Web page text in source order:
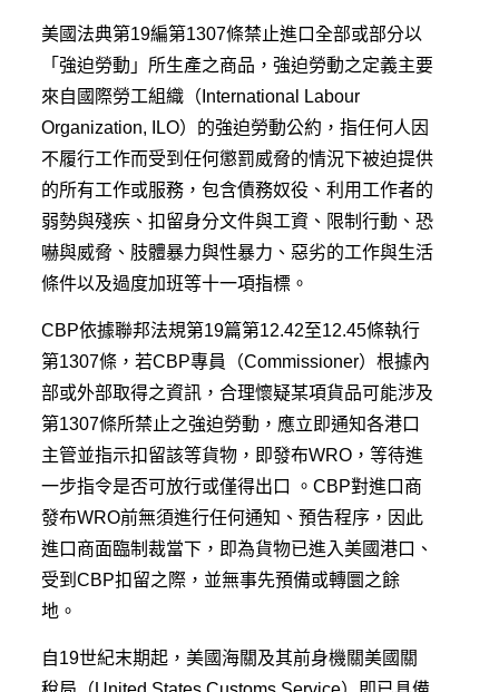
美國法典第19編第1307條禁止進口全部或部分以
「強迫勞動」所生產之商品，強迫勞動之定義主要
來自國際勞工組織（International Labour
Organization, ILO）的強迫勞動公約，指任何人因
不履行工作而受到任何懲罰威脅的情況下被迫提供
的所有工作或服務，包含債務奴役、利用工作者的
弱勢與殘疾、扣留身分文件與工資、限制行動、恐
嚇與威脅、肢體暴力與性暴力、惡劣的工作與生活
條件以及過度加班等十一項指標。
CBP依據聯邦法規第19篇第12.42至12.45條執行
第1307條，若CBP專員（Commissioner）根據內
部或外部取得之資訊，合理懷疑某項貨品可能涉及
第1307條所禁止之強迫勞動，應立即通知各港口
主管並指示扣留該等貨物，即發布WRO，等待進
一步指令是否可放行或僅得出口 。CBP對進口商
發布WRO前無須進行任何通知、預告程序，因此
進口商面臨制裁當下，即為貨物已進入美國港口、
受到CBP扣留之際，並無事先預備或轉圜之餘
地。
自19世紀末期起，美國海關及其前身機關美國關